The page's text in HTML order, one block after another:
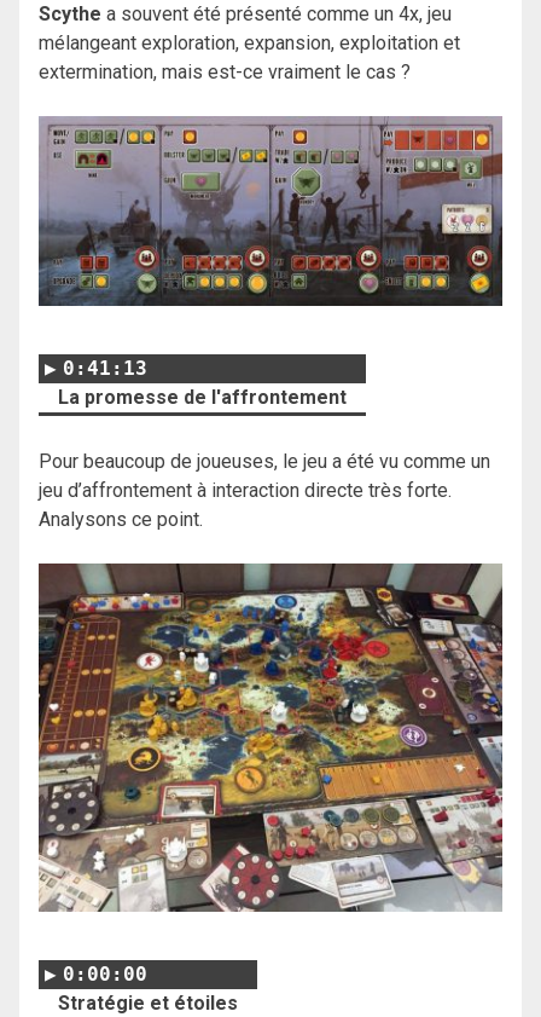
Scythe a souvent été présenté comme un 4x, jeu
mélangeant exploration, expansion, exploitation et
extermination, mais est-ce vraiment le cas ?
0:41:13
La promesse de l'affrontement
Pour beaucoup de joueuses, le jeu a été vu comme un
jeu d’affrontement à interaction directe très forte.
Analysons ce point.
0:00:00
Stratégie et étoiles